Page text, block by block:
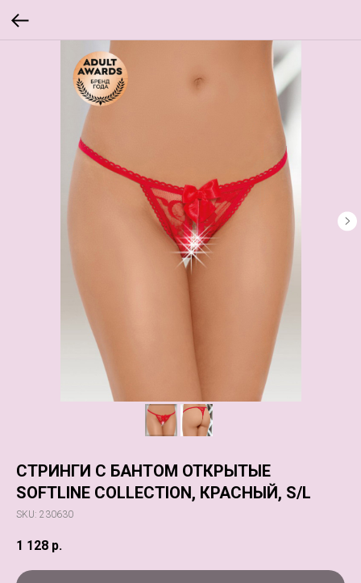
СТРИНГИ С БАНТОМ ОТКРЫТЫЕ
SOFTLINE COLLECTION, КРАСНЫЙ, S/L
SKU: 230630
1 128 р.